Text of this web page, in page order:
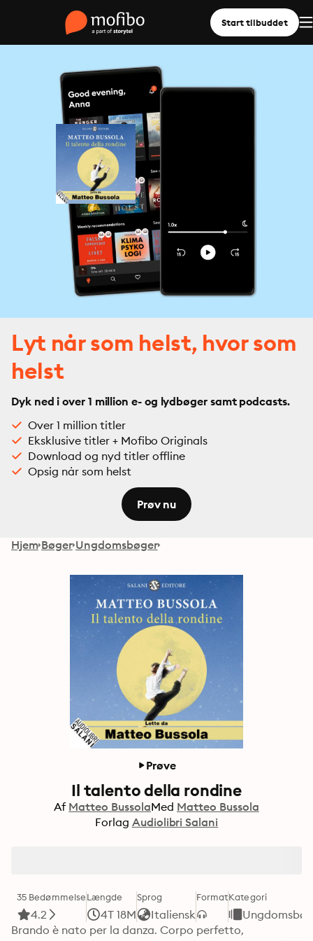
Start tilbuddet
Lyt når som helst, hvor som
helst
Dyk ned i over 1 million e- og lydbøger samt podcasts.
Over 1 million titler
Eksklusive titler + Mofibo Originals
Download og nyd titler offline
Opsig når som helst
Prøv nu
Hjem Bøger Ungdomsbøger
Prøve
Il talento della rondine
Af Matteo BussolaMed Matteo Bussola
Forlag Audiolibri Salani
35 Bedømmelse
4.2
Længde
4T 18M
Sprog
Italiensk
FormatKategori
Brando è nato per la danza. Corpo perfetto,